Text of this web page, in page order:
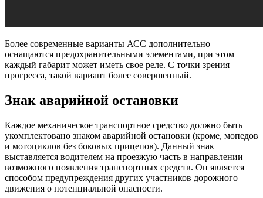
Более современные варианты АСС дополнительно
оснащаются предохранительными элементами, при этом
каждый габарит может иметь свое реле. С точки зрения
прогресса, такой вариант более совершенный.
Знак аварийной остановки
Каждое механическое транспортное средство должно быть
укомплектовано знаком аварийной остановки (кроме, мопедов
и мотоциклов без боковых прицепов). Данный знак
выставляется водителем на проезжую часть в направлении
возможного появления транспортных средств. Он является
способом предупреждения других участников дорожного
движения о потенциальной опасности.